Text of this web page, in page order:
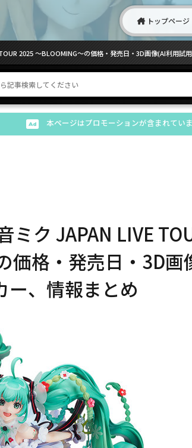
トップページ
2025 〜BLOOMING〜の価格・発売日・3D画像(AI利用試
本ページはプロモーションが含まれてい
ミク JAPAN LIVE
価格・発売日・3D画
ー、情報まとめ